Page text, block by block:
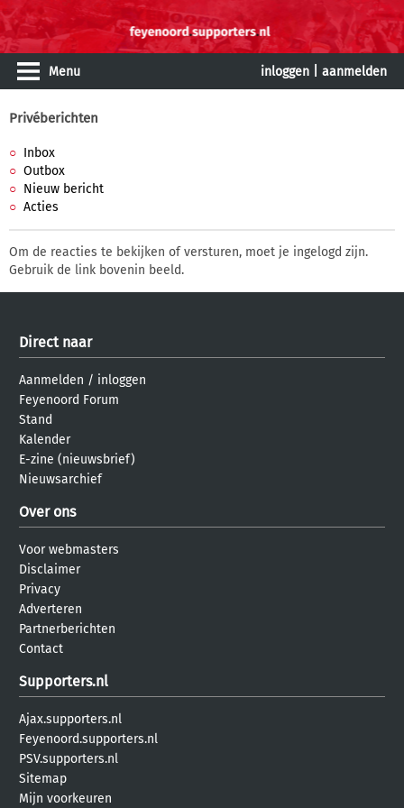
Menu inloggen aanmelden
Privéberichten
Inbox
Outbox
Nieuw bericht
Acties
Om de reacties te bekijken of versturen, moet je ingelogd zijn.
Gebruik de link bovenin beeld.
Direct naar
Aanmelden / inloggen
Feyenoord Forum
Stand
Kalender
E-zine (nieuwsbrief)
Nieuwsarchief
Over ons
Voor webmasters
Disclaimer
Privacy
Adverteren
Partnerberichten
Contact
Supporters.nl
Ajax.supporters.nl
Feyenoord.supporters.nl
PSV.supporters.nl
Sitemap
Mijn voorkeuren